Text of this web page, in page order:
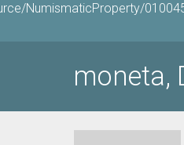
NumismaticProperty/
moneta,